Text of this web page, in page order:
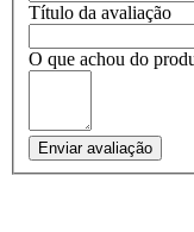
Título da avaliação
O que achou do
Enviar avaliação